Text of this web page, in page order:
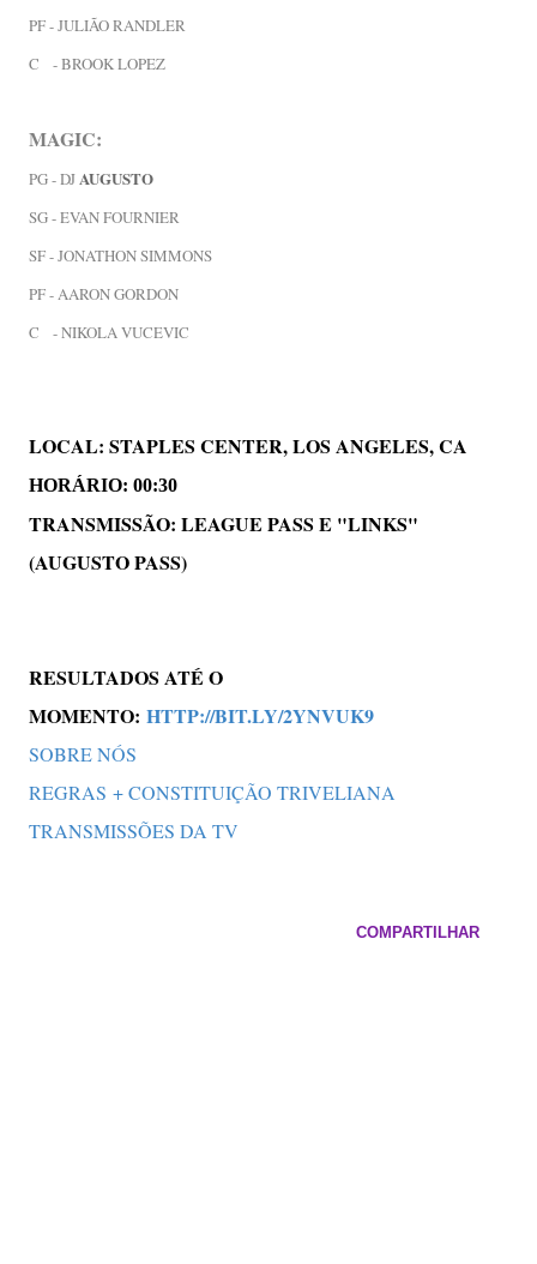
PF - JULIÃO RANDLER
C - BROOK LOPEZ
MAGIC:
PG - DJAUGUSTO
SG - EVAN FOURNIER
SF - JONATHON SIMMONS
PF - AARON GORDON
C - NIKOLA VUCEVIC
LOCAL: STAPLES CENTER, LOS ANGELES, CA
HORÁRIO: 00:30
TRANSMISSÃO: LEAGUE PASS E "LINKS"
(AUGUSTO PASS)
RESULTADOS ATÉ O
MOMENTO: HTTP://BIT.LY/2YNVUK9
SOBRE NÓS
REGRAS + CONSTITUIÇÃO TRIVELIANA
TRANSMISSÕES DA TV
COMPARTILHAR